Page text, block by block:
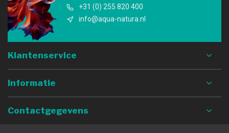
+31 (0) 255 820 400
info@aqua-natura.nl
Klantenservice
Informatie
Contactgegevens